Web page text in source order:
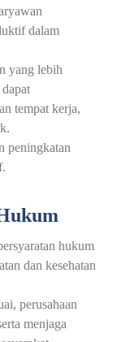
dalam
yang lebih
tempat kerja,
peningkatan
hukum
dan kesehatan
perusahaan
menjaga